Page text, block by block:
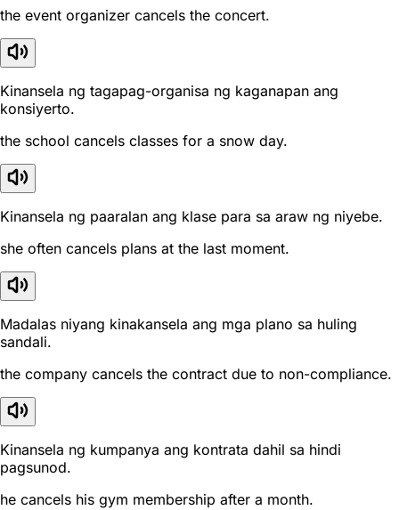
the event organizer cancels the concert.
Kinansela ng tagapag-organisa ng kaganapan ang
konsiyerto.
the school cancels classes for a snow day.
Kinansela ng paaralan ang klase para sa araw ng niyebe.
she often cancels plans at the last moment.
Madalas niyang kinakansela ang mga plano sa huling
sandali.
the company cancels the contract due to non-compliance.
Kinansela ng kumpanya ang kontrata dahil sa hindi
pagsunod.
he cancels his gym membership after a month.